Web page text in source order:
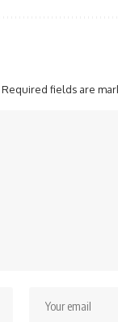
Required fields are